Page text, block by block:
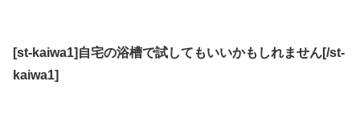
[st-kaiwa1]自宅の浴槽で試してもいいかもしれません[/st-
kaiwa1]